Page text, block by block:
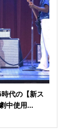
代の【新ス
中使用...